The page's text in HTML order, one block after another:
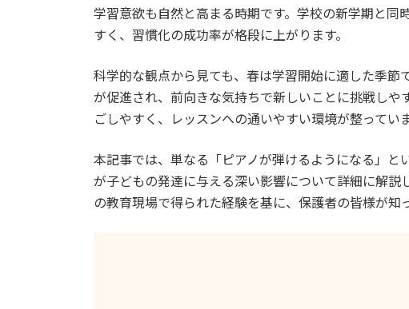
学習意欲も自然と高まる時期です。学校の新学期と同
すく、習慣化の成功率が格段に上がります。
科学的な観点から見ても、春は学習開始に適した季節
が促進され、前向きな気持ちで新しいことに挑戦しや
ごしやすく、レッスンへの通いやすい環境が整っていま
本記事では、単なる「ピアノが弾けるようになる」と
が子どもの発達に与える深い影響について詳細に解説
の教育現場で得られた経験を基に、保護者の皆様が知